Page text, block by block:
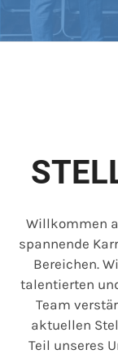
Willkommen
spannende
Bereichen.
talentierten
Team
aktuellen
Teil unseres